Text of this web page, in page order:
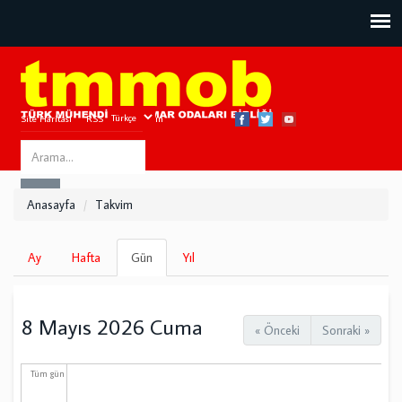
Site Haritası RSS Bize Ulaşın
Search
this
Anasayfa Takvim
Birincil
sekmeler
Ay Hafta Gün
sekme)
Yıl
« Önceki Sonraki »
8 Mayıs 2026 Cuma
Tüm gün